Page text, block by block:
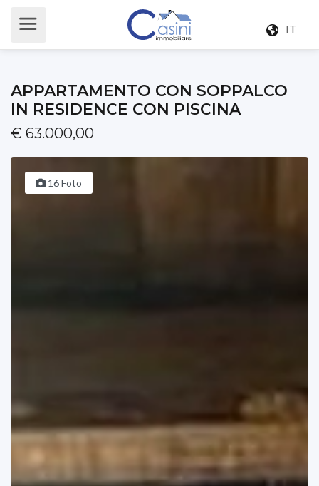
IT
APPARTAMENTO CON SOPPALCO
IN RESIDENCE CON PISCINA
€ 63.000,00
16 Foto